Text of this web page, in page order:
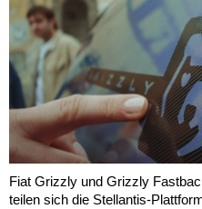
Fiat Grizzly und Grizzly
teilen sich die Stellantis-